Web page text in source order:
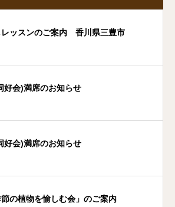
レッスンのご案内 香川県三豊市
好会)満席のお知らせ
好会)満席のお知らせ
の植物を愉しむ会」のご案内